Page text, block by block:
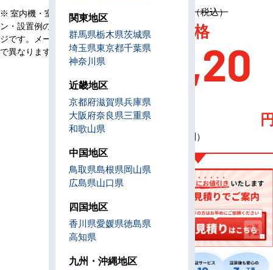
※ 室内機・室外機・リモコ
ン・設置例の画像はイメー
ジです。メーカー、機種等
で異なります。
定価 1,467,400円（税込）
AC特別価格
227,20
0
（税込・工事費別）
関東地区
群馬県栃木県茨城県
埼玉県東京都千葉県
神奈川県
近畿地区
京都府滋賀県兵庫県
大阪府奈良県三重県
和歌山県
中国地区
鳥取県島根県岡山県
広島県山口県
四国地区
香川県愛媛県徳島県
高知県
九州・沖縄地区